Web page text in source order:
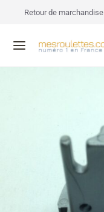
Retour de marchandise